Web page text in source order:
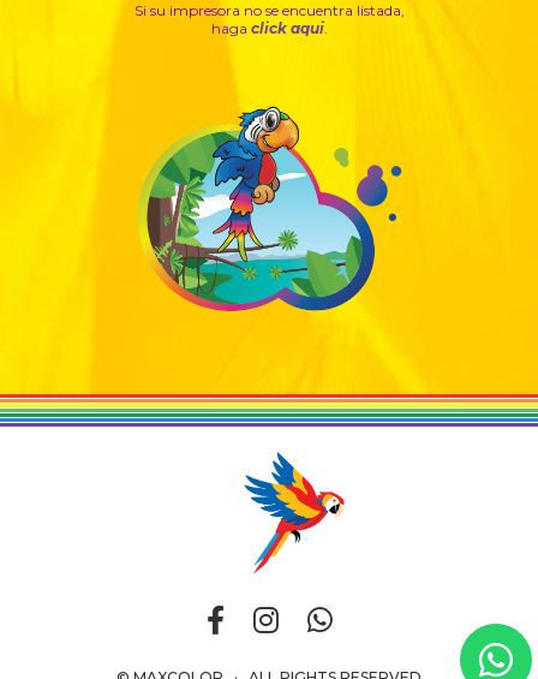
Si su impresora no se encuentra listada,
haga click aqui.